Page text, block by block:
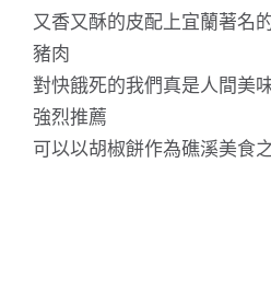
又香又酥的皮配上宜蘭著名
豬肉
對快餓死的我們真是人間美
強烈推薦
可以以胡椒餅作為礁溪美食